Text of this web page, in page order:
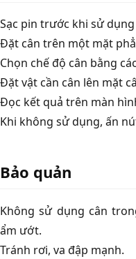
Sạc pin trước khi sử
Đặt cân trên một mặt
Chọn chế độ cân bằng
Đặt vật cần cân lên mặt
Đọc kết quả trên màn
Khi không sử dụng, ấn
Bảo quản
Không sử dụng cân
ẩm ướt.
Tránh rơi, va đập mạnh.